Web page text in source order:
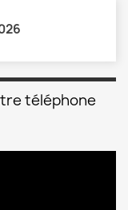
téléphone